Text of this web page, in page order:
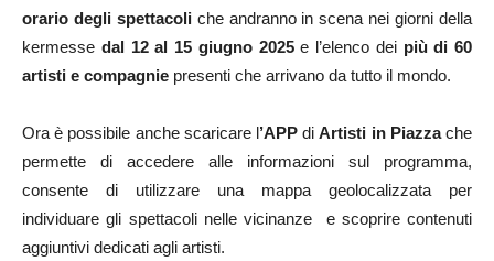
orario degli spettacoliche andranno in scena nei giorni della
kermesse dal 12 al 15 giugno 2025e l’elenco dei più di 60
artisti e compagnie presenti che arrivano da tutto il mondo.
Ora è possibile anche scaricare l’APP diArtisti in Piazzache
permette di accedere alle informazioni sul programma,
consente di utilizzare una mappa geolocalizzata per
individuare gli spettacoli nelle vicinanze e scoprire contenuti
aggiuntivi dedicati agli artisti.